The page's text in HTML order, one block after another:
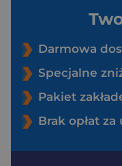
Darmowa
Specjalne
Pakiet
Brak opłat